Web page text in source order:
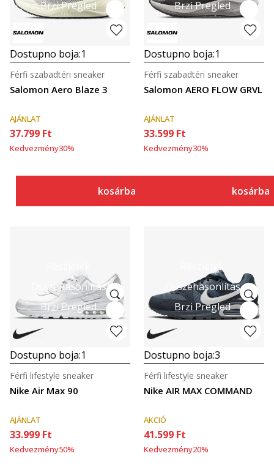
Brzi Pregled
Dostupno boja:1
Salomon Aero Blaze 3
Férfi szabadtéri sneaker
AJÁNLAT
37.799 Ft
Kedvezmény30%
kosárba
Brzi Pregled
Dostupno boja:1
Salomon AERO FLOW GRVL
Férfi szabadtéri sneaker
AJÁNLAT
33.599 Ft
Kedvezmény30%
kosárba
Összehasonlítás
Brzi Pregled
Dostupno boja:1
Nike Air Max 90
Férfi lifestyle sneaker
AJÁNLAT
33.999 Ft
Kedvezmény50%
Részletek
Összehasonlítás
Brzi Pregled
Dostupno boja:3
Nike AIR MAX COMMAND
Férfi lifestyle sneaker
AKCIÓ
41.599 Ft
Kedvezmény20%